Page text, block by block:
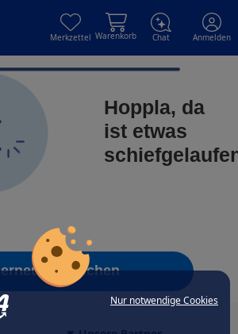
Nur notwendige Cookies
Merkzettel Warenkorb Chat Anmelden
Hoppla, da
ist etwas
erneut versuchen